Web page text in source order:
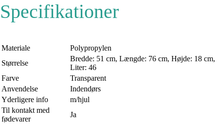
Specifikationer
Materiale
Polypropylen
Størrelse
Bredde: 51 cm, Længde: 76 cm, Højde: 18 cm,
Liter: 46
Farve
Transparent
Anvendelse
Indendørs
Yderligere info
m/hjul
Til kontakt med
fødevarer
Ja